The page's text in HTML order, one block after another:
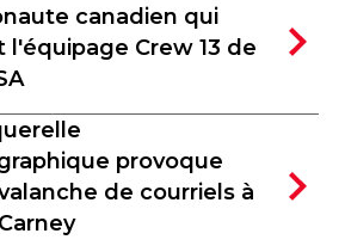
canadien qui
l'équipage Crew 13 de
provoque
de courriels à